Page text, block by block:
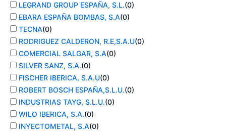
LEGRAND GROUP ESPAÑA, S.L.(0)
EBARA ESPAÑA BOMBAS, S.A(0)
TECNA(0)
RODRIGUEZ CALDERON, R.E,S.A.U(0)
COMERCIAL SALGAR, S.A(0)
SILVER SANZ, S.A.(0)
FISCHER IBERICA, S.A.U(0)
ROBERT BOSCH ESPAÑA,S.L.U.(0)
INDUSTRIAS TAYG, S.L.U.(0)
WILO IBERICA, S.A.(0)
INYECTOMETAL, S.A(0)